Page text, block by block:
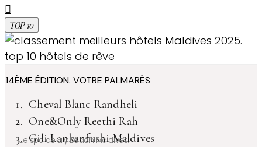
TOP 10
14ÈME ÉDITION. VOTRE PALMARÈS
Cheval Blanc Randheli
One&Only Reethi Rah
Gili Lankanfushi Maldives
Le spa de Lily Beach Maldives.